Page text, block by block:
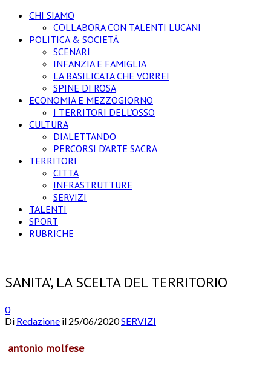
CHI SIAMO
COLLABORA CON TALENTI LUCANI
POLITICA & SOCIETÁ
SCENARI
INFANZIA E FAMIGLIA
LA BASILICATA CHE VORREI
SPINE DI ROSA
ECONOMIA E MEZZOGIORNO
I TERRITORI DELL’OSSO
CULTURA
DIALETTANDO
PERCORSI D’ARTE SACRA
TERRITORI
CITTA
INFRASTRUTTURE
SERVIZI
TALENTI
SPORT
RUBRICHE
SANITA’, LA SCELTA DEL TERRITORIO
0
Di Redazione il 25/06/2020SERVIZI
antonio molfese